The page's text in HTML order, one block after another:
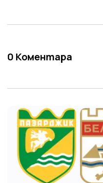
0 Коментара